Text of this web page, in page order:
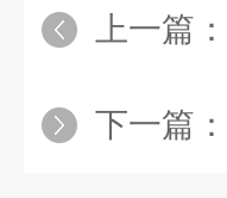
上一篇：
下一篇：